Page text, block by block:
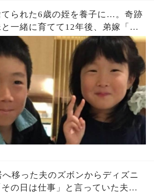
られた6歳の姪を養子に…。奇跡
一緒に育てて12年後、弟嫁「ず
たわ‼」「…誰この人？」→発狂す
ｗ
移った夫のズボンからディズニ
の日は仕事」と言っていた夫に